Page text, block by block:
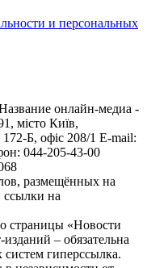
и персональных
онлайн-медиа -
місто Київ,
Б, офіс 208/1 E-mail:
044-205-43-00
размещённых на
ссылки на
страницы «Новости
– обязательна
гиперссылка.